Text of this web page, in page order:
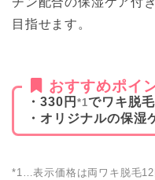
目指せます。
おすすめポイ
・330円 *1でワキ脱
・オリジナルの保湿
*1…表示価格は両ワキ脱毛